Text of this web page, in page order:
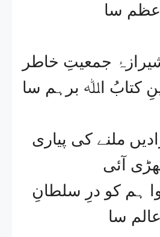
اعظم سا
جمعیتِ خاطر
کتابُ اﷲ برہم سا
ملنے کی پیاری
آئی
ہم کو درِ سلطانِ
عالم سا